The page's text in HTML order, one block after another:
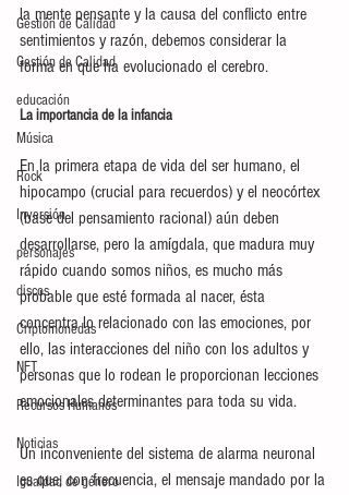
Gestión de Calidad
Gestión de Calidad
educación
Música
Rock
Inversión
personajes
discos
Criptomonedas
NFT
Recursos Humanos
Noticias
Igualdad de género
la mente pensante y la causa del conflicto entre
sentimientos y razón, debemos considerar la
forma en que ha evolucionado el cerebro.
La importancia de la infancia
En la primera etapa de vida del ser humano, el
hipocampo (crucial para recuerdos) y el neocórtex
(base del pensamiento racional) aún deben
desarrollarse, pero la amígdala, que madura muy
rápido cuando somos niños, es mucho más
probable que esté formada al nacer, ésta
concentra lo relacionado con las emociones, por
ello, las interacciones del niño con los adultos y
personas que lo rodean le proporcionan lecciones
emocionales determinantes para toda su vida.
Un inconveniente del sistema de alarma neuronal
es que, con frecuencia, el mensaje mandado por la